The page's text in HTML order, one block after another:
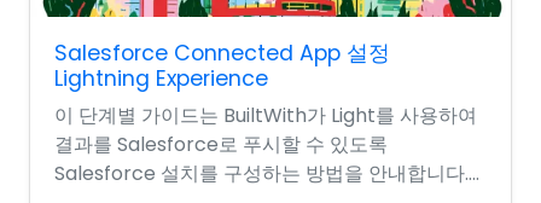
Salesforce Connected App 설정
Lightning Experience
이 단계별 가이드는 BuiltWith가 Light를 사용하여
결과를 Salesforce로 푸시할 수 있도록
Salesforce 설치를 구성하는 방법을 안내합니다....